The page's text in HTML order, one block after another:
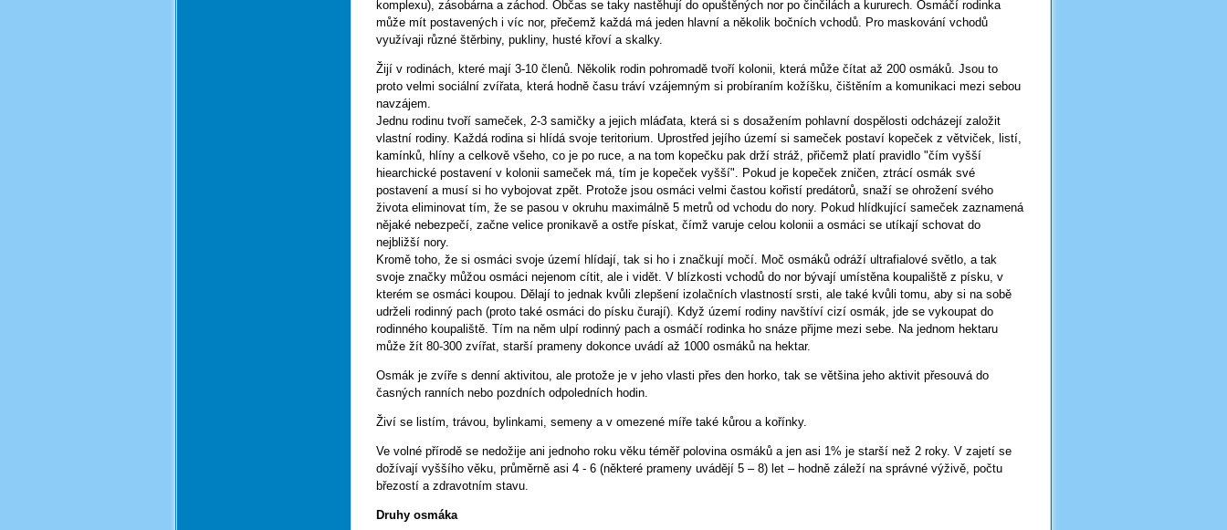
komplexu), zásobárna a záchod. Občas se taky nastěhují do opuštěných nor po činčilách a kururech. Osmáčí rodinka
může mít postavených i víc nor, přečemž každá má jeden hlavní a několik bočních vchodů. Pro maskování vchodů
využívaji různé štěrbiny, pukliny, husté křoví a skalky.
Žijí v rodinách, které mají 3-10 členů. Několik rodin pohromadě tvoří kolonii, která může čítat až 200 osmáků. Jsou to
proto velmi sociální zvířata, která hodně času tráví vzájemným si probíraním kožíšku, čištěním a komunikaci mezi sebou
navzájem.
Jednu rodinu tvoří sameček, 2-3 samičky a jejich mláďata, která si s dosažením pohlavní dospělosti odcházejí založit
vlastní rodiny. Každá rodina si hlídá svoje teritorium. Uprostřed jejího území si sameček postaví kopeček z větviček, listí,
kamínků, hlíny a celkově všeho, co je po ruce, a na tom kopečku pak drží stráž, přičemž platí pravidlo "čím vyšší
hiearchické postavení v kolonii sameček má, tím je kopeček vyšší". Pokud je kopeček zničen, ztrácí osmák své
postavení a musí si ho vybojovat zpět. Protože jsou osmáci velmi častou kořistí predátorů, snaží se ohrožení svého
života eliminovat tím, že se pasou v okruhu maximálně 5 metrů od vchodu do nory. Pokud hlídkující sameček zaznamená
nějaké nebezpečí, začne velice pronikavě a ostře pískat, čímž varuje celou kolonii a osmáci se utíkají schovat do
nejbližší nory.
Kromě toho, že si osmáci svoje území hlídají, tak si ho i značkují močí. Moč osmáků odráží ultrafialové světlo, a tak
svoje značky můžou osmáci nejenom cítit, ale i vidět. V blízkosti vchodů do nor bývají umístěna koupaliště z písku, v
kterém se osmáci koupou. Dělají to jednak kvůli zlepšení izolačních vlastností srsti, ale také kvůli tomu, aby si na sobě
udrželi rodinný pach (proto také osmáci do písku čurají). Když území rodiny navštíví cizí osmák, jde se vykoupat do
rodinného koupaliště. Tím na něm ulpí rodinný pach a osmáčí rodinka ho snáze přijme mezi sebe. Na jednom hektaru
může žít 80-300 zvířat, starší prameny dokonce uvádí až 1000 osmáků na hektar.
Osmák je zvíře s denní aktivitou, ale protože je v jeho vlasti přes den horko, tak se většina jeho aktivit přesouvá do
časných ranních nebo pozdních odpoledních hodin.
Živí se listím, trávou, bylinkami, semeny a v omezené míře také kůrou a kořínky.
Ve volné přírodě se nedožije ani jednoho roku věku téměř polovina osmáků a jen asi 1% je starší než 2 roky. V zajetí se
dožívají vyššího věku, průměrně asi 4 - 6 (některé prameny uvádějí 5 – 8) let – hodně záleží na správné výživě, počtu
březostí a zdravotním stavu.
Druhy osmáka